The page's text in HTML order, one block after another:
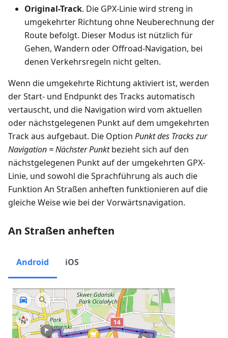
Original-Track. Die GPX-Linie wird streng in
umgekehrter Richtung ohne Neuberechnung der
Route befolgt. Dieser Modus ist nützlich für
Gehen, Wandern oder Offroad-Navigation, bei
denen Verkehrsregeln nicht gelten.
Wenn die umgekehrte Richtung aktiviert ist, werden
der Start- und Endpunkt des Tracks automatisch
vertauscht, und die Navigation wird vom aktuellen
oder nächstgelegenen Punkt auf dem umgekehrten
Track aus aufgebaut. Die Option Punkt des Tracks zur
Navigation = Nächster Punktbezieht sich auf den
nächstgelegenen Punkt auf der umgekehrten GPX-
Linie, und sowohl die Sprachführung als auch die
Funktion An Straßen anheften funktionieren auf die
gleiche Weise wie bei der Vorwärtsnavigation.
An Straßen anheften
Android iOS